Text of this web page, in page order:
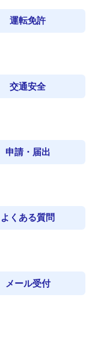
運転免許
交通安全
申請・届出
よくある質問
メール受付